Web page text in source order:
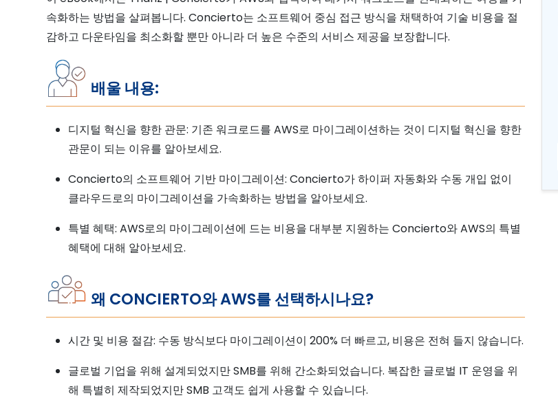
속화하는 방법을 살펴봅니다. Concierto는 소프트웨어 중심 접근 방식을 채택하여 기술 비용을 절
감하고 다운타임을 최소화할 뿐만 아니라 더 높은 수준의 서비스 제공을 보장합니다.
배울 내용:
디지털 혁신을 향한 관문: 기존 워크로드를 AWS로 마이그레이션하는 것이 디지털 혁신을 향한
관문이 되는 이유를 알아보세요.
Concierto의 소프트웨어 기반 마이그레이션: Concierto가 하이퍼 자동화와 수동 개입 없이
클라우드로의 마이그레이션을 가속화하는 방법을 알아보세요.
특별 혜택: AWS로의 마이그레이션에 드는 비용을 대부분 지원하는 Concierto와 AWS의 특별
혜택에 대해 알아보세요.
왜 CONCIERTO와 AWS를 선택하시나요?
시간 및 비용 절감: 수동 방식보다 마이그레이션이 200% 더 빠르고, 비용은 전혀 들지 않습니다.
글로벌 기업을 위해 설계되었지만 SMB를 위해 간소화되었습니다. 복잡한 글로벌 IT 운영을 위
해 특별히 제작되었지만 SMB 고객도 쉽게 사용할 수 있습니다.